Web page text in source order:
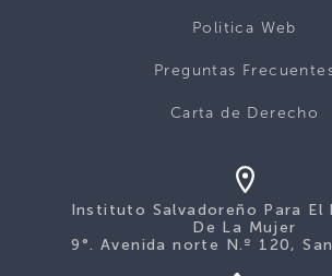
Politica Web
Preguntas
Carta de Derecho
Instituto Salvadoreño Para El
De La Mujer
9°. Avenida norte N.º 120,